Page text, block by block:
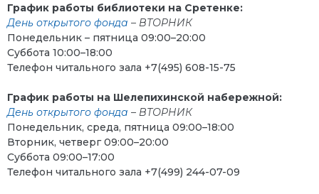
График работы библиотеки на Сретенке:
День открытого фонда – ВТОРНИК
Понедельник – пятница 09:00–20:00
Суббота 10:00–18:00
Телефон читального зала +7(495) 608-15-75
График работы на Шелепихинской набережной:
День открытого фонда – ВТОРНИК
Понедельник, среда, пятница 09:00–18:00
Вторник, четверг 09:00–20:00
Суббота 09:00–17:00
Телефон читального зала +7(499) 244-07-09